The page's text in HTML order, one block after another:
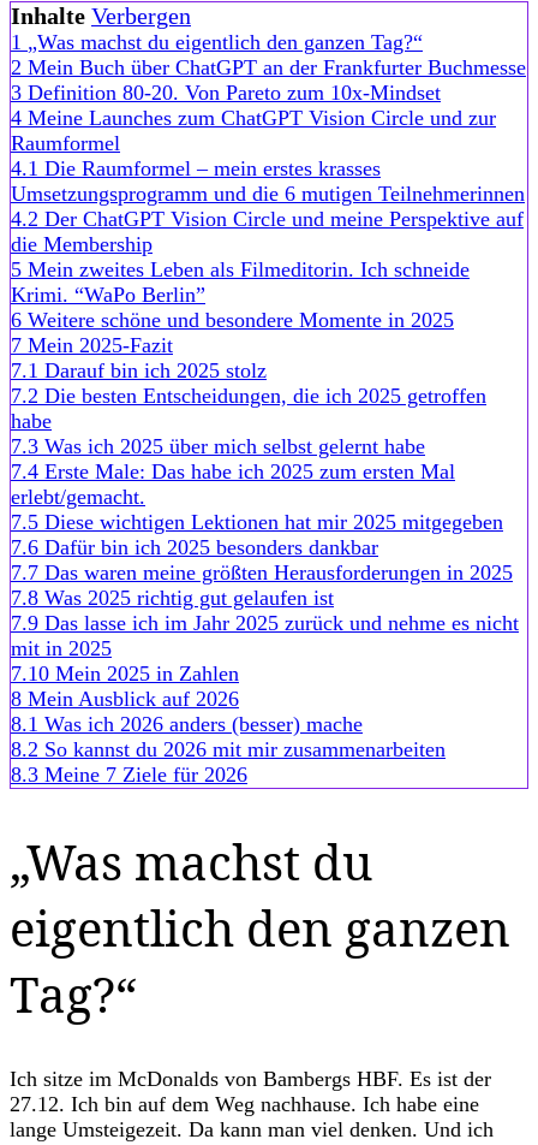
Inhalte Verbergen
1 „Was machst du eigentlich den ganzen Tag?“
2 Mein Buch über ChatGPT an der Frankfurter Buchmesse
3 Definition 80-20. Von Pareto zum 10x-Mindset
4 Meine Launches zum ChatGPT Vision Circle und zur
Raumformel
4.1 Die Raumformel – mein erstes krasses
Umsetzungsprogramm und die 6 mutigen Teilnehmerinnen
4.2 Der ChatGPT Vision Circle und meine Perspektive auf
die Membership
5 Mein zweites Leben als Filmeditorin. Ich schneide
Krimi. “WaPo Berlin”
6 Weitere schöne und besondere Momente in 2025
7 Mein 2025-Fazit
7.1 Darauf bin ich 2025 stolz
7.2 Die besten Entscheidungen, die ich 2025 getroffen
habe
7.3 Was ich 2025 über mich selbst gelernt habe
7.4 Erste Male: Das habe ich 2025 zum ersten Mal
erlebt/gemacht.
7.5 Diese wichtigen Lektionen hat mir 2025 mitgegeben
7.6 Dafür bin ich 2025 besonders dankbar
7.7 Das waren meine größten Herausforderungen in 2025
7.8 Was 2025 richtig gut gelaufen ist
7.9 Das lasse ich im Jahr 2025 zurück und nehme es nicht
mit in 2025
7.10 Mein 2025 in Zahlen
8 Mein Ausblick auf 2026
8.1 Was ich 2026 anders (besser) mache
8.2 So kannst du 2026 mit mir zusammenarbeiten
8.3 Meine 7 Ziele für 2026
„Was machst du
eigentlich den ganzen
Tag?“
Ich sitze im McDonalds von Bambergs HBF. Es ist der
27.12. Ich bin auf dem Weg nachhause. Ich habe eine
lange Umsteigezeit. Da kann man viel denken. Und ich